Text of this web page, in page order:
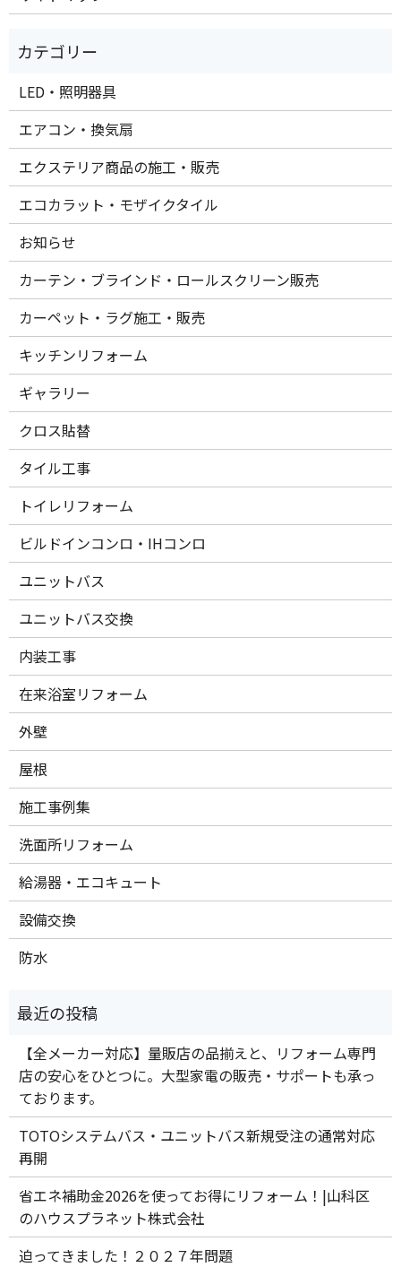
LED・照明器具
エアコン・換気扇
エクステリア商品の施工・販売
エコカラット・モザイクタイル
お知らせ
カーテン・ブラインド・ロールスクリーン販売
カーペット・ラグ施工・販売
キッチンリフォーム
ギャラリー
クロス貼替
タイル工事
トイレリフォーム
ビルドインコンロ・IHコンロ
ユニットバス
ユニットバス交換
内装工事
在来浴室リフォーム
外壁
屋根
施工事例集
洗面所リフォーム
給湯器・エコキュート
設備交換
防水
【全メーカー対応】量販店の品揃えと、リフォーム専門
店の安心をひとつに。大型家電の販売・サポートも承っ
ております。
TOTOシステムバス・ユニットバス新規受注の通常対応
再開
省エネ補助金2026を使ってお得にリフォーム！|山科区
のハウスプラネット株式会社
迫ってきました！２０２７年問題